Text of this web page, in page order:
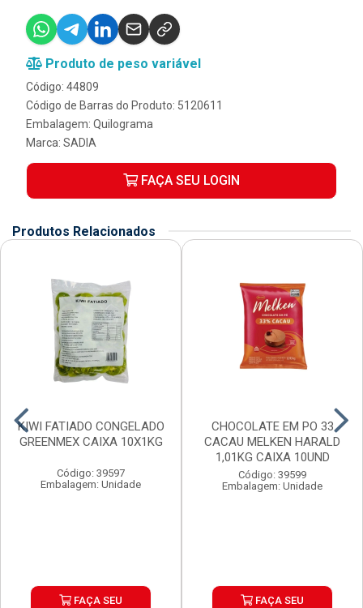
Produto de peso variável
Código: 44809
Código de Barras do Produto: 5120611
Embalagem: Quilograma
Marca: SADIA
FAÇA SEU LOGIN
Produtos Relacionados
KIWI FATIADO CONGELADO
GREENMEX CAIXA 10X1KG
Código: 39597
Embalagem: Unidade
FAÇA SEU
CHOCOLATE EM PO 33
CACAU MELKEN HARALD
1,01KG CAIXA 10UND
Código: 39599
Embalagem: Unidade
FAÇA SEU